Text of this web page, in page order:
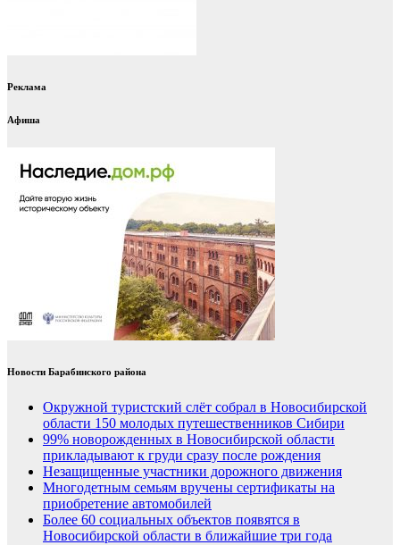
Реклама
Афиша
Новости Барабинского района
Окружной туристский слёт собрал в Новосибирской
области 150 молодых путешественников Сибири
99% новорожденных в Новосибирской области
прикладывают к груди сразу после рождения
Незащищенные участники дорожного движения
Многодетным семьям вручены сертификаты на
приобретение автомобилей
Более 60 социальных объектов появятся в
Новосибирской области в ближайшие три года